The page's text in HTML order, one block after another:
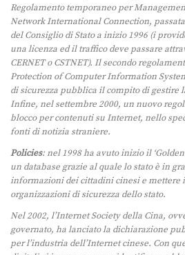
Regolamento temporaneo per
Network International Connection,
del Consiglio di Stato a inizio 1996 (i
una licenza ed il traffico deve passare
CERNET o CSTNET). Il secondo
Protection of Computer Information
di sicurezza pubblica il compito di gestire
Infine, nel settembre 2000, un nuovo
blocco per contenuti su Internet, nello
fonti di notizia straniere.
Policies: nel 1998 ha avuto inizio il
un database grazie al quale lo stato è in
informazioni dei cittadini cinesi e mettere
organizzazioni di sicurezza dello stato.
Nel 2002, l’Internet Society della Cina,
governato, ha lanciato la dichiarazione
per l’industria dell’Internet cinese. Con